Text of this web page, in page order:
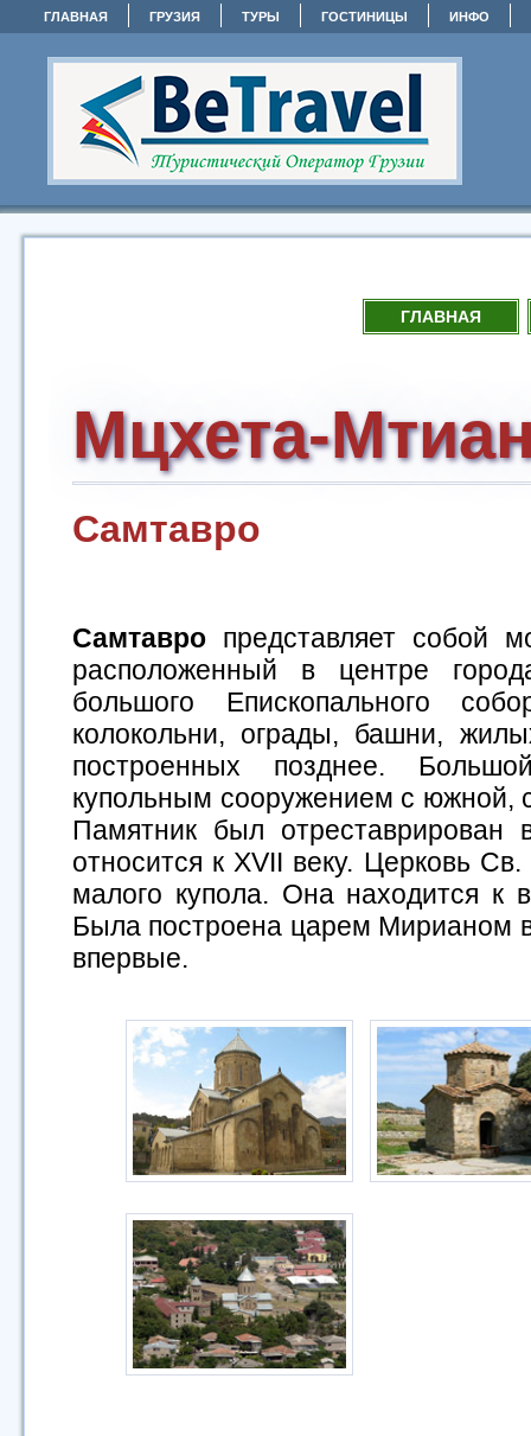
ГЛАВНАЯ ГРУЗИЯ ТУРЫ ГОСТИНИЦЫ ИНФО
ГЛАВНАЯ
Мцхета-
Самтавро
Самтавро представляет собой
расположенный в центре
большого Епископального
колокольни, ограды, башни,
построенных позднее.
купольным сооружением с южной,
Памятник был отреставрирован
относится к ХVII веку. Церковь
малого купола. Она находится к
Была построена царем Мирианом
впервые.